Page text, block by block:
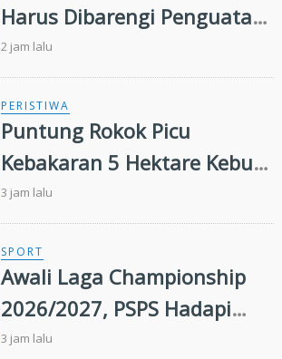
Harus Dibarengi Penguatan
Ekosistem Hulu hingga Hilir
2 jam lalu
PERISTIWA
Puntung Rokok Picu
Kebakaran 5 Hektare Kebun
Sawit
3 jam lalu
SPORT
Awali Laga Championship
2026/2027, PSPS Hadapi
PSIS Malam Ini
3 jam lalu